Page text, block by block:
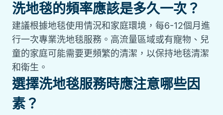
洗地毯的頻率應該是多久一次？
建議根據地毯使用情況和家庭環境，每6-12個月進
行一次專業洗地毯服務。高流量區域或有寵物、兒
童的家庭可能需要更頻繁的清潔，以保持地毯清潔
和衛生。
選擇洗地毯服務時應注意哪些因
素？